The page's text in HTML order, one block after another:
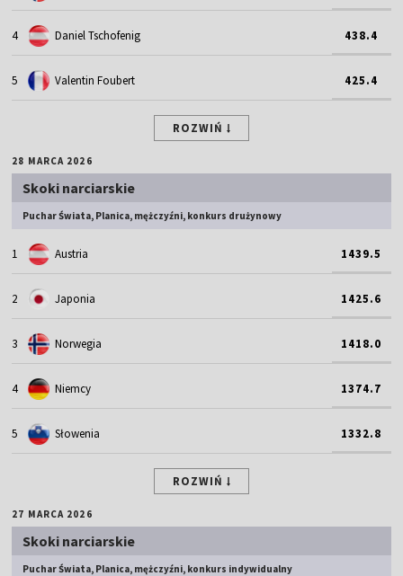
4 Daniel Tschofenig 438.4
5 Valentin Foubert 425.4
ROZWIŃ
28 MARCA 2026
Skoki narciarskie
Puchar Świata, Planica, mężczyźni, konkurs drużynowy
1 Austria 1439.5
2 Japonia 1425.6
3 Norwegia 1418.0
4 Niemcy 1374.7
5 Słowenia 1332.8
ROZWIŃ
27 MARCA 2026
Skoki narciarskie
Puchar Świata, Planica, mężczyźni, konkurs indywidualny